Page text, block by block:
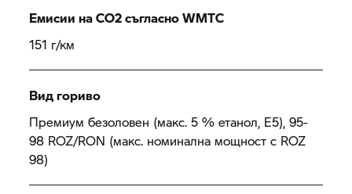
Емисии на CO2 съгласно WMTC
151 г/км
Вид гориво
Премиум безоловен (макс. 5 % етанол, E5), 95-
98 ROZ/RON (макс. номинална мощност с ROZ
98)